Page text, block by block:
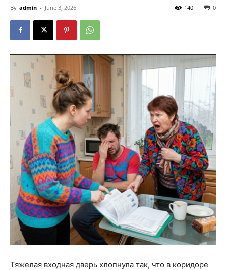
By admin - June 3, 2026 0
140
Тяжелая входная дверь хлопнула так, что в коридоре